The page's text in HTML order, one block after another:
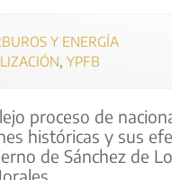
Y ENERGÍA
YPFB
proceso de
históricas y sus
de Sánchez de